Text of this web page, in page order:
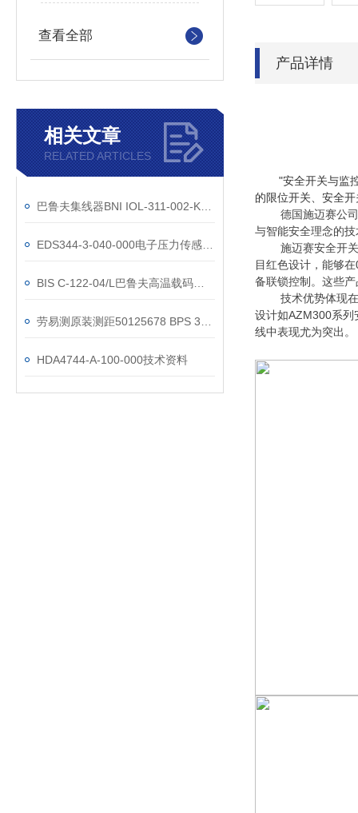
查看全部
相关文章
RELATED ARTICLES
HDA4744-A-100-000技术资料
产品详情
"安全开关与监
的限位开关、安全
德国施迈赛公
与智能安全理念的
施迈赛安全开
目红色设计，能够
备联锁控制。这些
技术优势体现
设计如AZM300系列
线中表现尤为突出。